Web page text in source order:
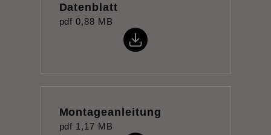
Datenblatt
pdf 0,88 MB
Montageanleitung
pdf 1,17 MB